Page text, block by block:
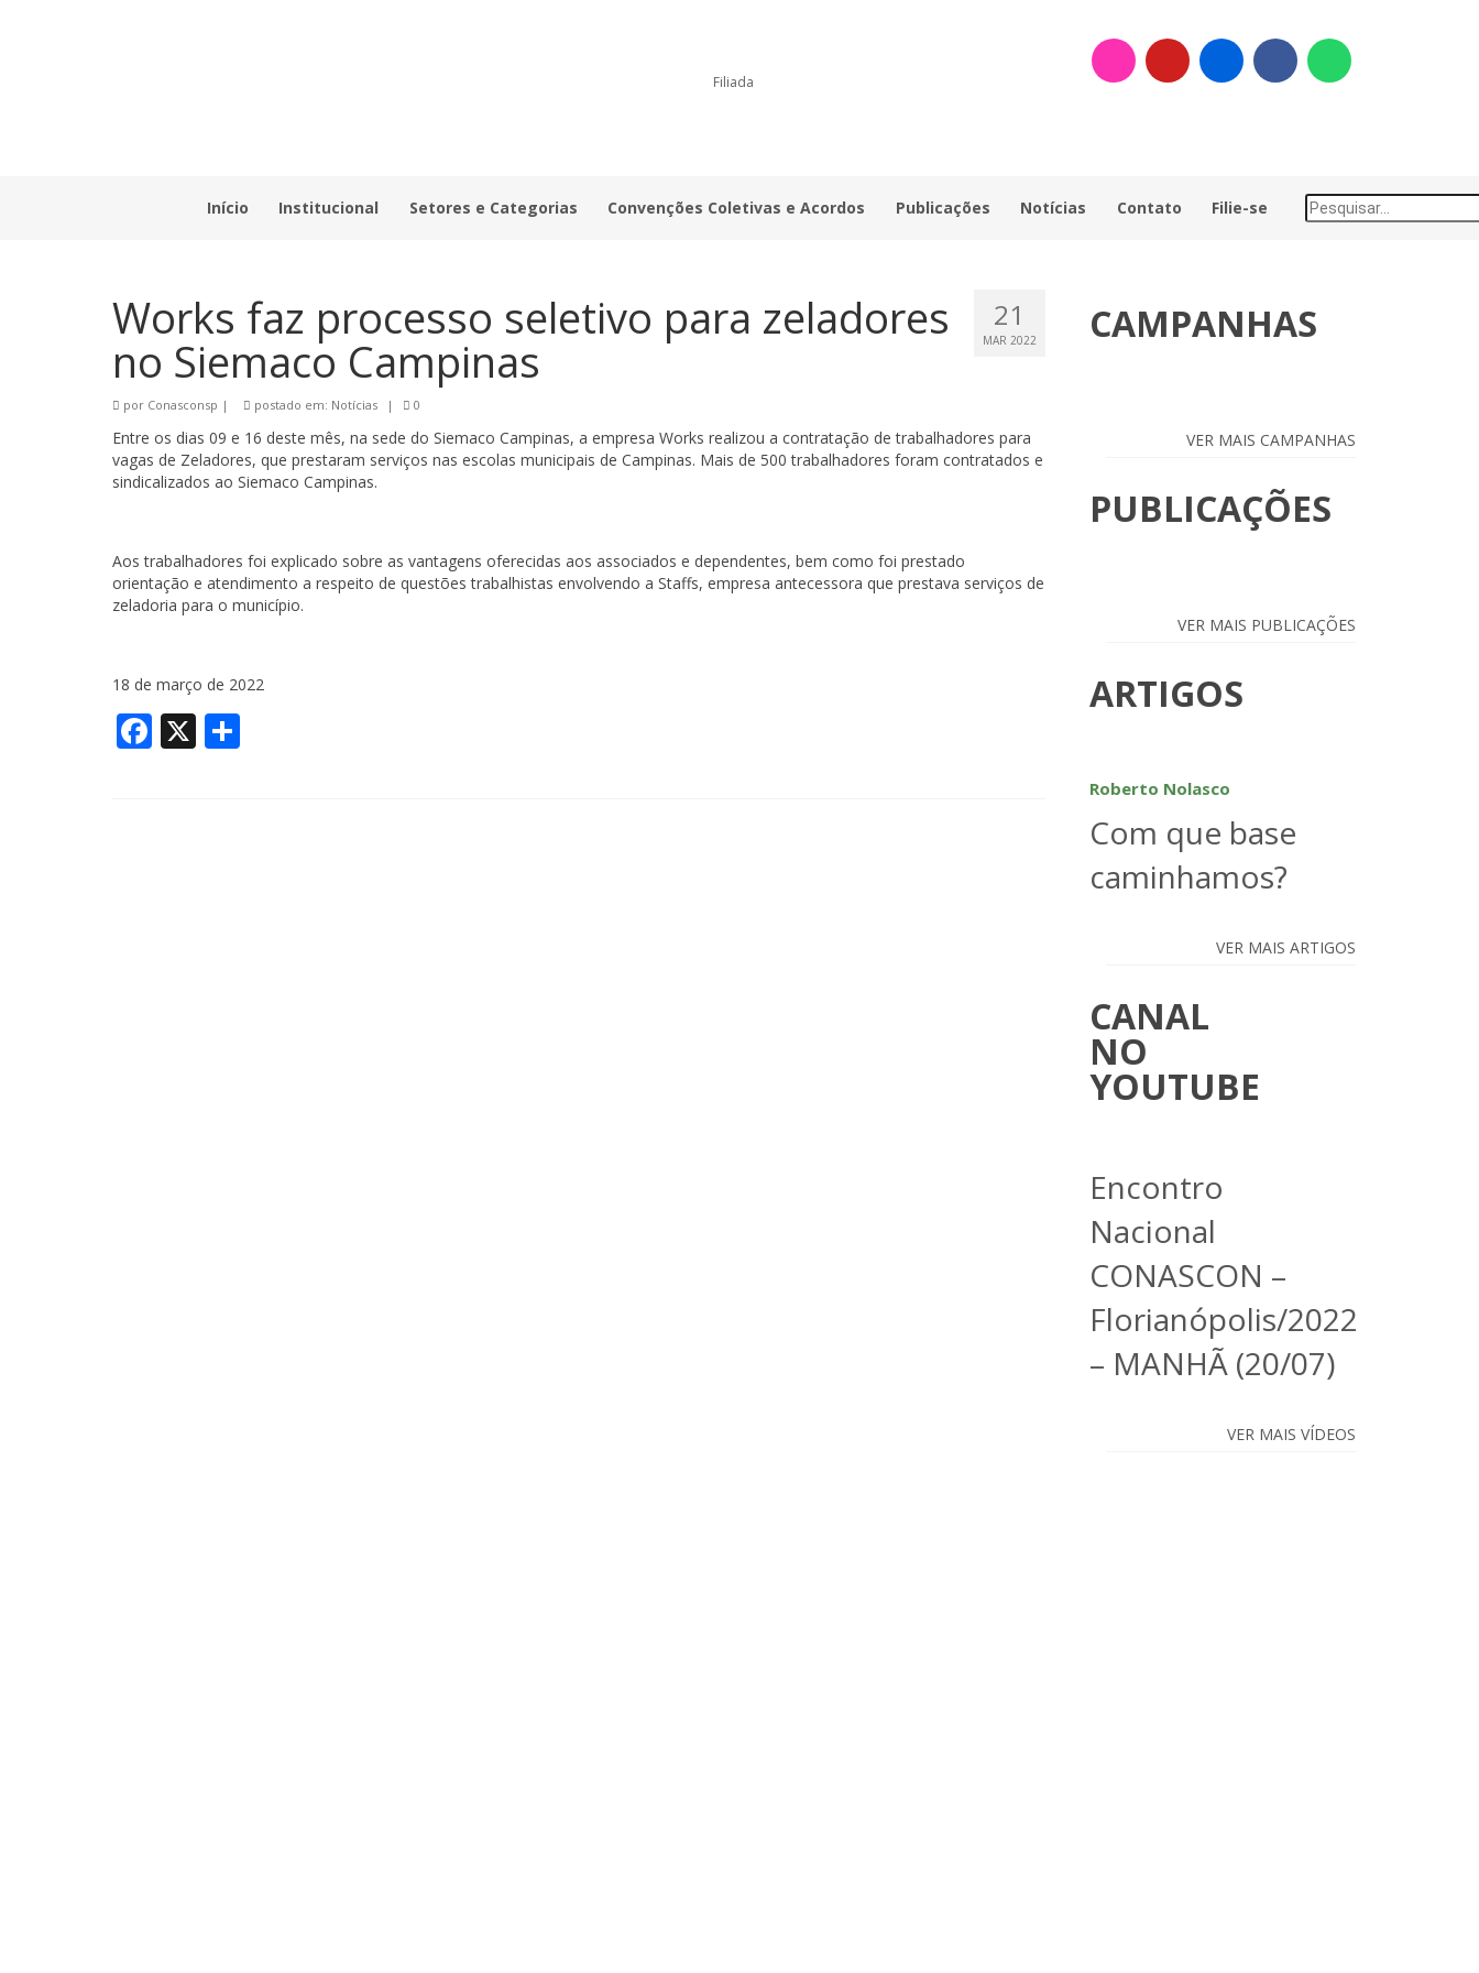
Filiada
Início Institucional Setores e Categorias Convenções Coletivas e Acordos Publicações Notícias Contato Filie-se
21
MAR 2022
Works faz processo seletivo para zeladores
no Siemaco Campinas
por Conasconsp | postado em: Notícias | 0
Entre os dias 09 e 16 deste mês, na sede do Siemaco Campinas, a empresa Works realizou a contratação de trabalhadores para
vagas de Zeladores, que prestaram serviços nas escolas municipais de Campinas. Mais de 500 trabalhadores foram contratados e
sindicalizados ao Siemaco Campinas.
Aos trabalhadores foi explicado sobre as vantagens oferecidas aos associados e dependentes, bem como foi prestado
orientação e atendimento a respeito de questões trabalhistas envolvendo a Staffs, empresa antecessora que prestava serviços de
zeladoria para o município.
18 de março de 2022
Facebook
X
CAMPANHAS
VER MAIS CAMPANHAS
PUBLICAÇÕES
VER MAIS PUBLICAÇÕES
ARTIGOS
Roberto Nolasco
Com que base
caminhamos?
VER MAIS ARTIGOS
CANAL
NO
YOUTUBE
Encontro
Nacional
CONASCON –
Florianópolis/2022
– MANHÃ (20/07)
VER MAIS VÍDEOS